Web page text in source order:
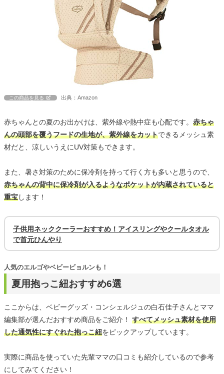
この商品を見る 出典：Amazon
赤ちゃんとの夏のお出かけは、紫外線や熱中症も心配です。 赤ちゃ
んの頭部を覆うフードの生地が、紫外線をカットできるメッシュ素
材だと、涼しいうえにUV対策もできます。
また、暑さ対策のために保冷剤を持って行く方も多いと思うので、
赤ちゃんの背中に保冷剤が入るようなポケットが内蔵されていると
重宝します！
子供用ネッククーラーおすすめ！アイスリングやクールタオル
で首元ひんやり
夏用抱っこ紐おすすめ6選
人気のエルゴやベビービョルンも！
ここからは、ベビーグッズ・コンシェルジュの白石佳子さんとママ
編集部が選んだおすすめ商品をご紹介！ すべてメッシュ素材を使用
した通気性にすぐれた抱っこ紐をピックアップしています。
実際に商品を使っていた先輩ママの口コミも紹介しているので参考
にしてみてください！